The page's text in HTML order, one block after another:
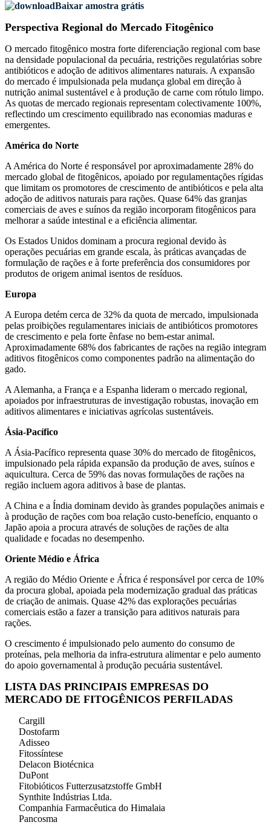
Baixar amostra grátis
Perspectiva Regional do Mercado Fitogênico
O mercado fitogênico mostra forte diferenciação regional com base
na densidade populacional da pecuária, restrições regulatórias sobre
antibióticos e adoção de aditivos alimentares naturais. A expansão
do mercado é impulsionada pela mudança global em direção à
nutrição animal sustentável e à produção de carne com rótulo limpo.
As quotas de mercado regionais representam colectivamente 100%,
reflectindo um crescimento equilibrado nas economias maduras e
emergentes.
América do Norte
A América do Norte é responsável por aproximadamente 28% do
mercado global de fitogênicos, apoiado por regulamentações rígidas
que limitam os promotores de crescimento de antibióticos e pela alta
adoção de aditivos naturais para rações. Quase 64% das granjas
comerciais de aves e suínos da região incorporam fitogênicos para
melhorar a saúde intestinal e a eficiência alimentar.
Os Estados Unidos dominam a procura regional devido às
operações pecuárias em grande escala, às práticas avançadas de
formulação de rações e à forte preferência dos consumidores por
produtos de origem animal isentos de resíduos.
Europa
A Europa detém cerca de 32% da quota de mercado, impulsionada
pelas proibições regulamentares iniciais de antibióticos promotores
de crescimento e pela forte ênfase no bem-estar animal.
Aproximadamente 68% dos fabricantes de rações na região integram
aditivos fitogênicos como componentes padrão na alimentação do
gado.
A Alemanha, a França e a Espanha lideram o mercado regional,
apoiados por infraestruturas de investigação robustas, inovação em
aditivos alimentares e iniciativas agrícolas sustentáveis.
Ásia-Pacífico
A Ásia-Pacífico representa quase 30% do mercado de fitogênicos,
impulsionado pela rápida expansão da produção de aves, suínos e
aquicultura. Cerca de 59% das novas formulações de rações na
região incluem agora aditivos à base de plantas.
A China e a Índia dominam devido às grandes populações animais e
à produção de rações com boa relação custo-benefício, enquanto o
Japão apoia a procura através de soluções de rações de alta
qualidade e focadas no desempenho.
Oriente Médio e África
A região do Médio Oriente e África é responsável por cerca de 10%
da procura global, apoiada pela modernização gradual das práticas
de criação de animais. Quase 42% das explorações pecuárias
comerciais estão a fazer a transição para aditivos naturais para
rações.
O crescimento é impulsionado pelo aumento do consumo de
proteínas, pela melhoria da infra-estrutura alimentar e pelo aumento
do apoio governamental à produção pecuária sustentável.
LISTA DAS PRINCIPAIS EMPRESAS DO
MERCADO DE FITOGÊNICOS PERFILADAS
Cargill
Dostofarm
Adisseo
Fitossíntese
Delacon Biotécnica
DuPont
Fitobióticos Futterzusatzstoffe GmbH
Synthite Indústrias Ltda.
Companhia Farmacêutica do Himalaia
Pancosma